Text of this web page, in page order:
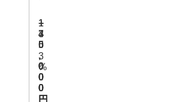
3
%
1
3
5
,
0
0
0
円
1
7
5
,
0
0
0
円
+
4
0
,
0
0
0
円